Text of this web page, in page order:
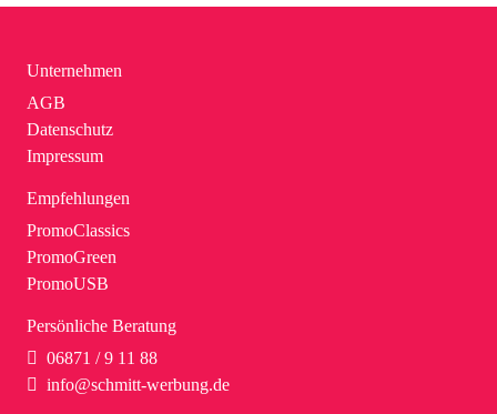
Unternehmen
AGB
Datenschutz
Impressum
Empfehlungen
PromoClassics
PromoGreen
PromoUSB
Persönliche Beratung
06871 / 9 11 88
info@schmitt-werbung.de